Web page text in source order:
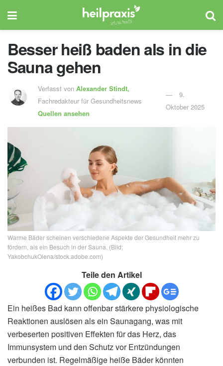
Besser heiß baden als in die
Sauna gehen
Verfasst von Alexander Stindt,
Fachredakteur für Gesundheitsnews
Quellen ansehen
9.
Oktober 2025
Warme Bäder scheinen verschiedene Aspekte der Gesundheit mehr zu
fördern, als ein Besuch in der Sauna. (Bild:
YakobchukOlena/stock.adobe.com)
Teile den Artikel
Ein heißes Bad kann offenbar stärkere physiologische
Reaktionen auslösen als ein Saunagang, was mit
verbeserten positiven Effekten für das Herz, das
Immunsystem und den Schutz vor Entzündungen
verbunden ist. Regelmäßige heiße Bäder könnten